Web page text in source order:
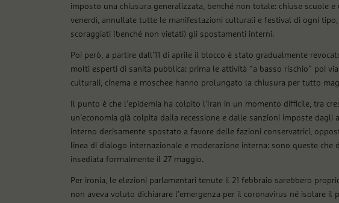
imposto una chiusura generalizzata, benché non totale: chiuse scuole
venerdì, annullate tutte le manifestazioni culturali e festival di ogni
scoraggiati (benché non vietati) gli spostamenti interni.
Poi però, a partire dall’11 di aprile il blocco è stato gradualmente
molti esperti di sanità pubblica: prima le attività “a basso rischio” poi
culturali, cinema e moschee hanno prolungato la chiusura per tutto
Il punto è che l’epidemia ha colpito l’Iran in un momento difficile, tra
un’economia già colpita dalla recessione e dalle sanzioni imposte dagli
interno decisamente spostato a favore delle fazioni conservatrici,
linea di dialogo internazionale e moderazione interna: sono queste che
insediata formalmente il 27 maggio.
Per ironia, le elezioni parlamentari tenute il 21 febbraio sarebbero
non aveva voluto dichiarare l’emergenza per il coronavirus né isolare